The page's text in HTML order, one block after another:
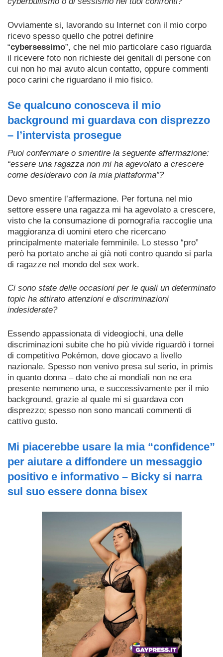
Ovviamente si, lavorando su Internet con il mio corpo
ricevo spesso quello che potrei definire
“cybersessimo”, che nel mio particolare caso riguarda
il ricevere foto non richieste dei genitali di persone con
cui non ho mai avuto alcun contatto, oppure commenti
poco carini che riguardano il mio fisico.
Se qualcuno conosceva il mio
background mi guardava con disprezzo
– l’intervista prosegue
Puoi confermare o smentire la seguente affermazione:
“essere una ragazza non mi ha agevolato a crescere
come desideravo con la mia piattaforma”?
Devo smentire l’affermazione. Per fortuna nel mio
settore essere una ragazza mi ha agevolato a crescere,
visto che la consumazione di pornografia raccoglie una
maggioranza di uomini etero che ricercano
principalmente materiale femminile. Lo stesso “pro”
però ha portato anche ai già noti contro quando si parla
di ragazze nel mondo del sex work.
Ci sono state delle occasioni per le quali un determinato
topic ha attirato attenzioni e discriminazioni
indesiderate?
Essendo appassionata di videogiochi, una delle
discriminazioni subite che ho più vivide riguardò i tornei
di competitivo Pokémon, dove giocavo a livello
nazionale. Spesso non venivo presa sul serio, in primis
in quanto donna – dato che ai mondiali non ne era
presente nemmeno una, e successivamente per il mio
background, grazie al quale mi si guardava con
disprezzo; spesso non sono mancati commenti di
cattivo gusto.
Mi piacerebbe usare la mia “confidence”
per aiutare a diffondere un messaggio
positivo e informativo – Bicky si narra
sul suo essere donna bisex